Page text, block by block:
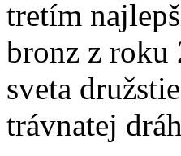
tretím
bronz z roku
sveta
trávnatej